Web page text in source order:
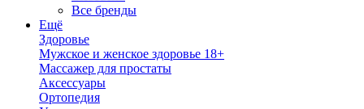
Все бренды
Ещё
Здоровье
Мужское и женское здоровье 18+
Массажер для простаты
Аксессуары
Ортопедия